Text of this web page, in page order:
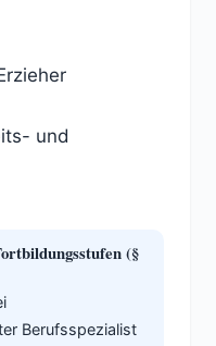
und
(§
Berufsspezialist